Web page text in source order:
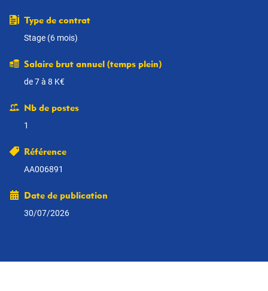
Type de contrat
Stage (6 mois)
Salaire brut annuel (temps plein)
de 7 à 8 K€
Nb de postes
1
Référence
AA006891
Date de publication
30/07/2026